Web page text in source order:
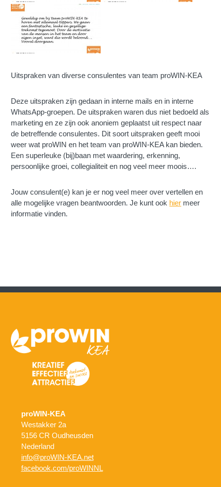
Uitspraken van diverse consulentes van team proWIN-KEA
Deze uitspraken zijn gedaan in interne mails en in interne
WhatsApp-groepen. De uitspraken waren dus niet bedoeld als
marketing en ze zijn ook anoniem geplaatst uit respect naar
de betreffende consulentes. Dit soort uitspraken geeft mooi
weer wat proWIN en het team van proWIN-KEA kan bieden.
Een superleuke (bij)baan met waardering, erkenning,
persoonlijke groei, collegialiteit en nog veel meer moois….
Jouw consulent(e) kan je er nog veel meer over vertellen en
alle mogelijke vragen beantwoorden. Je kunt ook hier meer
informatie vinden.
proWIN-KEA
Westakker 2a
5156 CR Oudheusden
Nederland
info@proWIN-KEA.net
facebook.com/proWINNL